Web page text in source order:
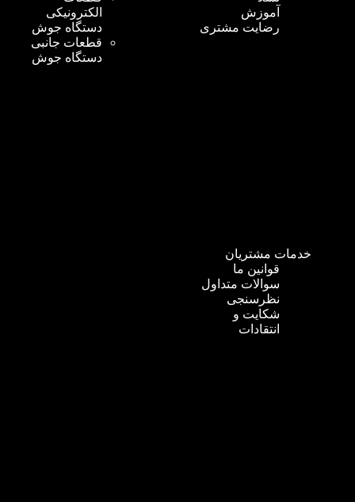
آموزش
رضایت مشتری
الکترونیکی
دستگاه جوش
قطعات جانبی
دستگاه جوش
خدمات مشتریان
قوانین ما
سوالات متداول
نظرسنجی
شکایت و
انتقادات